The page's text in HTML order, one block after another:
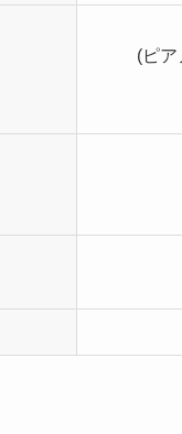
(ピ